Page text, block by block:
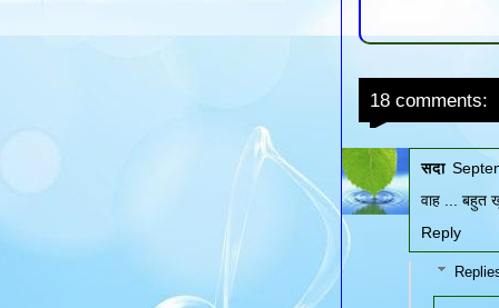
18 comments:
सदा
वाह ... बहुत
Reply